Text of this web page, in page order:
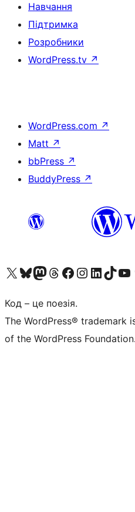
Навчання
Підтримка
Розробники
WordPress.tv ↗
WordPress.com ↗
Matt ↗
bbPress ↗
BuddyPress ↗
Visit our X (formerly Twitter) account
Visit our Bluesky account
Завітайте до нашої стрічки в Mastodon
Visit our Threads account
Завітайте на нашу сторінку в Facebook
Visit our Instagram account
Visit our LinkedIn
Visit ourVisit our
Код – це поезія.
The WordPress® trademark
of the WordPress Foundation.